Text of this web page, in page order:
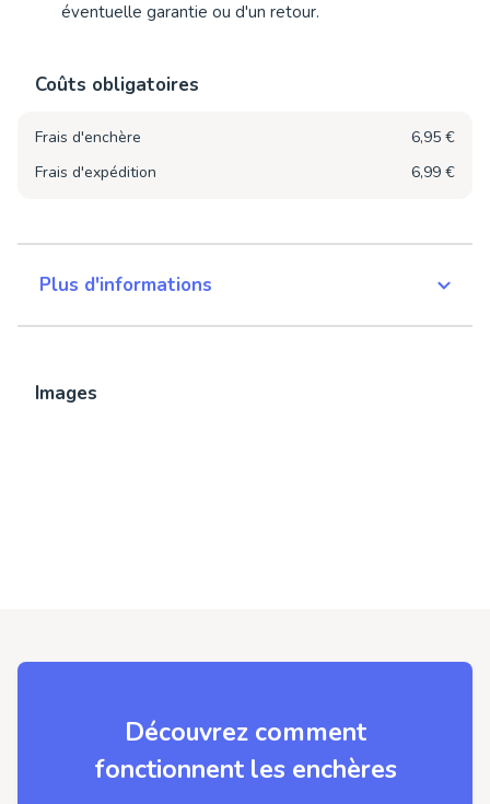
éventuelle garantie ou d'un retour.
Coûts obligatoires
Frais d'enchère
6,95 €
Frais d'expédition
6,99 €
Plus d'informations
Images
Découvrez comment
fonctionnent les enchères